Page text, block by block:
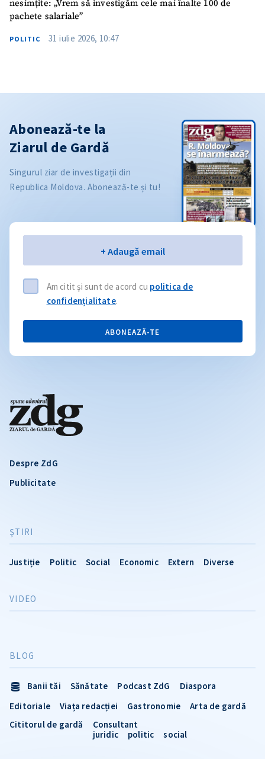
nesimțite: „Vrem să investigăm cele mai înalte 100 de
pachete salariale”
POLITIC 31 iulie 2026, 10:47
Despre ZdG
Publicitate
ŞTIRI
Justiție Politic Social Economic Extern Diverse
VIDEO
BLOG
Banii tăi Sănătate Podcast ZdG
Diaspora
Editoriale
Viața redacției Gastronomie
Arta de gardă
Cititorul de gardă
Consultant
juridic
politic social
Abonează-te la
Ziarul de Gardă
Singurul ziar de investigații din
Republica Moldova. Abonează-te și tu!
+ Adaugă email
Am citit și sunt de acord cu politica de
confidențialitate.
ABONEAZĂ-TE